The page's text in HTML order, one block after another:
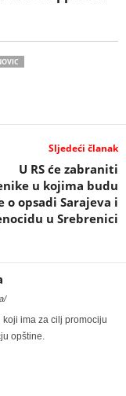
Sljedeći članak
U RS će zabraniti
u kojima budu
o opsadi Sarajeva i
u Srebrenici
ima za cilj promociju
opštine.